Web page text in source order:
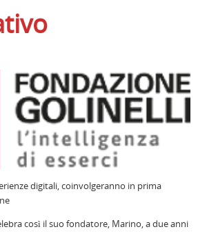
digitali, coinvolgeranno in prima
così il suo fondatore, Marino, a due anni